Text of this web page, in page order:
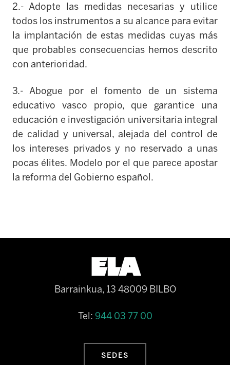
2.- Adopte las medidas necesarias y utilice
todos los instrumentos a su alcance para evitar
la implantación de estas medidas cuyas más
que probables consecuencias hemos descrito
con anterioridad.
3.- Abogue por el fomento de un sistema
educativo vasco propio, que garantice una
educación e investigación universitaria integral
de calidad y universal, alejada del control de
los intereses privados y no reservado a unas
pocas élites. Modelo por el que parece apostar
la reforma del Gobierno español.
Barrainkua, 13 48009 BILBO
Tel: 944 03 77 00
SEDES